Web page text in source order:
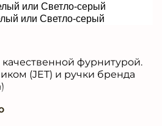
или Светло-серый
или Светло-серый
фурнитурой.
(JET) и ручки бренда
вплотную к стене